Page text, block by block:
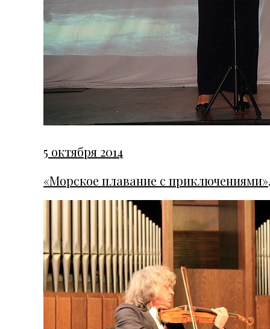
5 октября 2014
«Морское плавание с приключениями»,